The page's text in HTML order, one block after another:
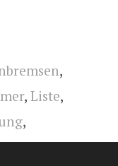
,
, Liste,
,
,Ferruccio